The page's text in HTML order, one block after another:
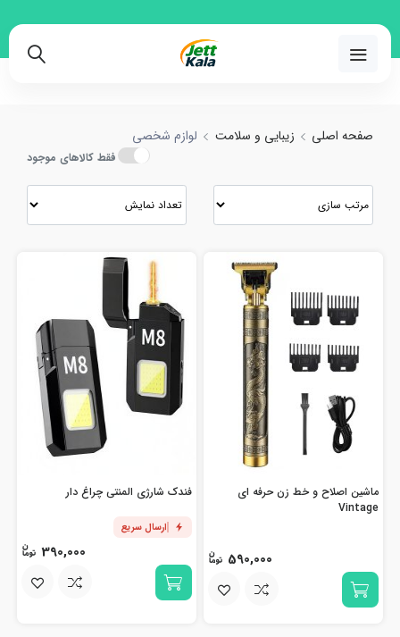
و مقایسه انواع لوازم شخصی با بهترین قیمت
صفحه اصلی زیبایی و سلامت لوازم شخصی
فقط کالاهای موجود
ماشین اصلاح و خط زن حرفه ای
Vintage
590,000
فندک شارژی المنتی چراغ دار
ارسال سریع
390,000